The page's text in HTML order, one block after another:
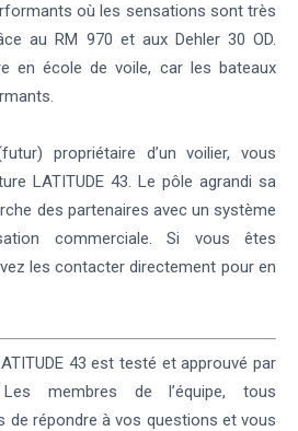
où les sensations sont très
au RM 970 et aux Dehler 30 OD.
en école de voile, car les bateaux
propriétaire d’un voilier, vous
LATITUDE 43. Le pôle agrandi sa
des partenaires avec un système
commerciale. Si vous êtes
les contacter directement pour en
43 est testé et approuvé par
Les membres de l’équipe, tous
de répondre à vos questions et vous